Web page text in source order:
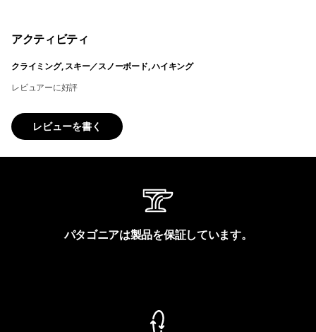
アクティビティ
クライミング, スキー／スノーボード, ハイキング
レビュアーに好評
レビューを書く
パタゴニアは製品を保証しています。